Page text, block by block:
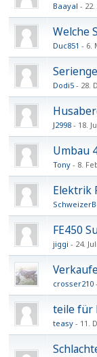
Baayal
Welche
Duc851 6.
Dodi5 28.
J2998 18.
Umbau
Tony 8.
Elektrik
FE450
jiggi 24.
crosser210
teile für
teasy 11.